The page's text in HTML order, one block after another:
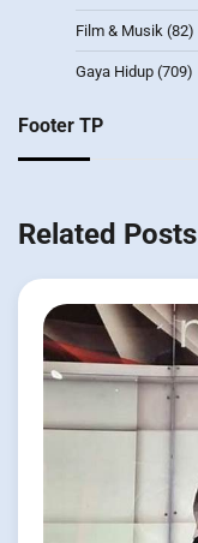
Film & Musik (82)
Gaya Hidup (709)
Footer TP
Related Posts